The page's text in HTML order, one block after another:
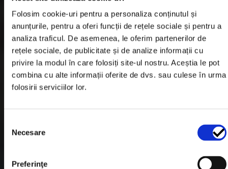
Folosim cookie-uri pentru a personaliza conținutul și
anunțurile, pentru a oferi funcții de rețele sociale și pentru a
analiza traficul. De asemenea, le oferim partenerilor de
rețele sociale, de publicitate și de analize informații cu
privire la modul în care folosiți site-ul nostru. Aceștia le pot
combina cu alte informații oferite de dvs. sau culese în urma
folosirii serviciilor lor.
consimțământului
Necesare
Preferinţe
Jante Oțel
Informatii utile
Informatii Livrare
Politica de Cookies